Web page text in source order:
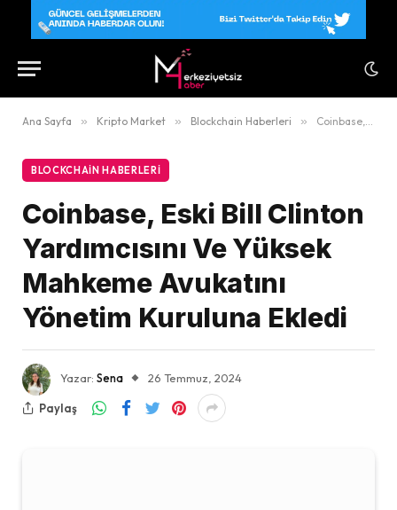
Ana Sayfa » Kripto Market » Blockchain Haberleri » Coinbase, Eski Bill Clinton Yardımcısını Ve Yüksek Mahkeme Avukatını Yönetim Kuruluna Ekledi
BLOCKCHAIN HABERLERI
Coinbase, Eski Bill Clinton
Yardımcısını Ve Yüksek
Mahkeme Avukatını
Yönetim Kuruluna Ekledi
Yazar: Sena 26 Temmuz, 2024
Paylaş